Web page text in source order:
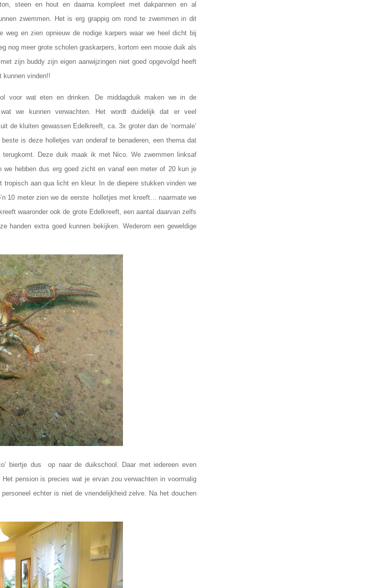
steen en hout en daarna kompleet met dakpannen en al
zwemmen. Het is erg grappig om rond te zwemmen in dit
weg en zien opnieuw de nodige karpers waar we heel dicht bij
nog meer grote scholen graskarpers, kortom een mooie duik als
zijn buddy zijn eigen aanwijzingen niet goed opgevolgd heeft
kunnen vinden!!
voor wat eten en drinken. De middagduik maken we in de
we kunnen verwachten. Het wordt duidelijk dat er veel
de kluiten gewassen Edelkreeft, ca. 3x groter dan de ‘normale’
is deze holletjes van onderaf te benaderen, een thema dat
terugkomt. Deze duik maak ik met Nico. We zwemmen linksaf
we hebben dus erg goed zicht en vanaf een meter of 20 kun je
tropisch aan qua licht en kleur. In de diepere stukken vinden we
10 meter zien we de eerste holletjes met kreeft… naarmate we
waaronder ook de grote Edelkreeft, een aantal daarvan zelfs
handen extra goed kunnen bekijken. Wederom een geweldige
biertje dus op naar de duikschool. Daar met iedereen even
pension is precies wat je ervan zou verwachten in voormalig
echter is niet de vriendelijkheid zelve. Na het douchen